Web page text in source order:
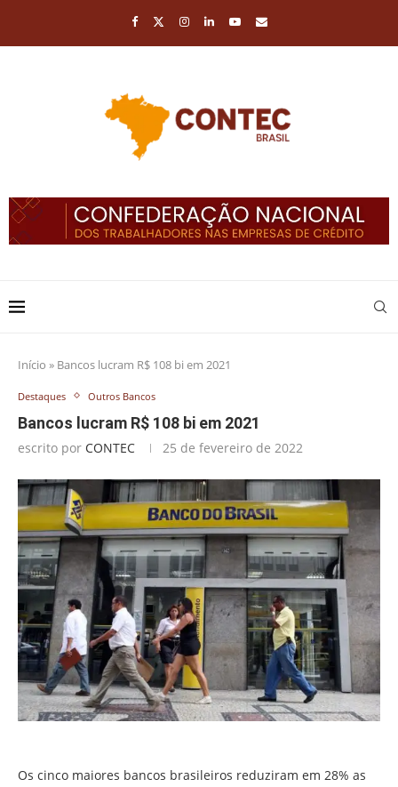
Início » Bancos lucram R$ 108 bi em 2021
Destaques Outros Bancos
Bancos lucram R$ 108 bi em 2021
escrito por CONTEC 25 de fevereiro de 2022
Entre os cinco grandes bancos, BB foi o que teve a maior alta
Os cinco maiores bancos brasileiros reduziram em 28% as